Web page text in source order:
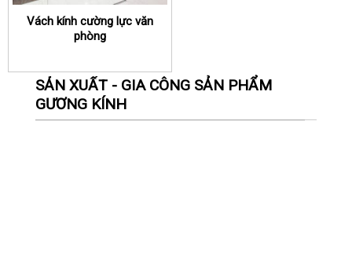
Vách kính cường lực văn
phòng
SẢN XUẤT - GIA CÔNG SẢN PHẨM
GƯƠNG KÍNH